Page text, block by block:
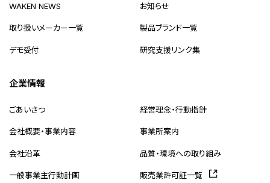
WAKEN NEWS お知らせ
取り扱いメーカー一覧 製品ブランド一覧
デモ受付 研究支援リンク集
企業情報
ごあいさつ 経営理念・行動指針
会社概要・事業内容 事業所案内
会社沿革 品質・環境への取り組み
一般事業主行動計画 販売業許可証一覧